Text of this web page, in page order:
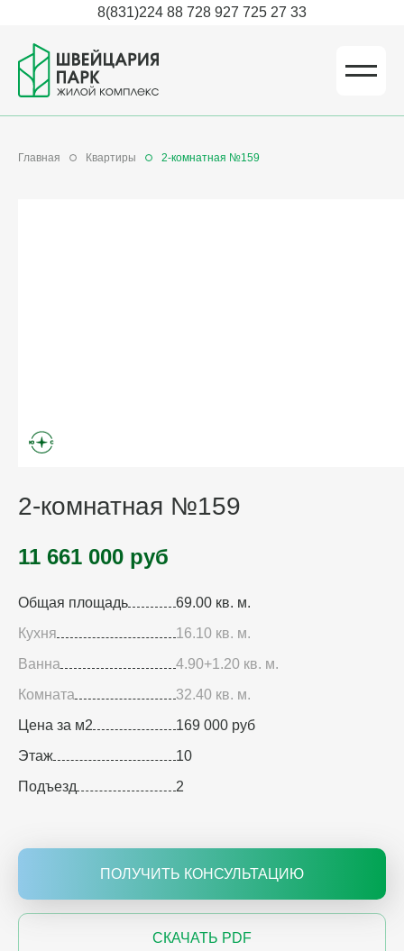
8(831)224 88 728 927 725 27 33
Главная Квартиры 2-комнатная №159
2-комнатная №159
11 661 000 руб
Общая площадь
69.00 кв. м.
Кухня
16.10 кв. м.
Ванна
4.90+1.20 кв. м.
Комната
32.40 кв. м.
Цена за м2
169 000 руб
Этаж
10
Подъезд
2
ПОЛУЧИТЬ КОНСУЛЬТАЦИЮ
СКАЧАТЬ PDF